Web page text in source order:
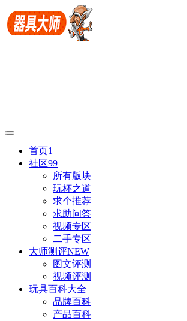
首页1
社区99
所有版块
玩杯之道
求个推荐
求助问答
视频专区
二手专区
大师测评NEW
图文评测
视频评测
玩具百科大全
品牌百科
产品百科